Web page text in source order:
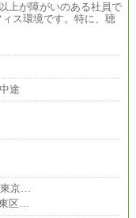
上が障がいのある社員で
ス環境です。特に、聴
途
東京…
区…